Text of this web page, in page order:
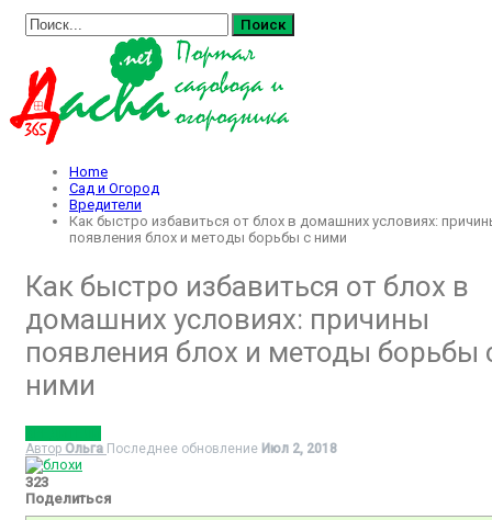
Home
Сад и Огород
Вредители
Как быстро избавиться от блох в домашних условиях:
появления блох и методы борьбы с ними
Как быстро избавиться от блох в
домашних условиях: причины
появления блох и методы борьбы
ними
Автор Ольга Последнее обновление Июл 2, 2018
323
Поделиться